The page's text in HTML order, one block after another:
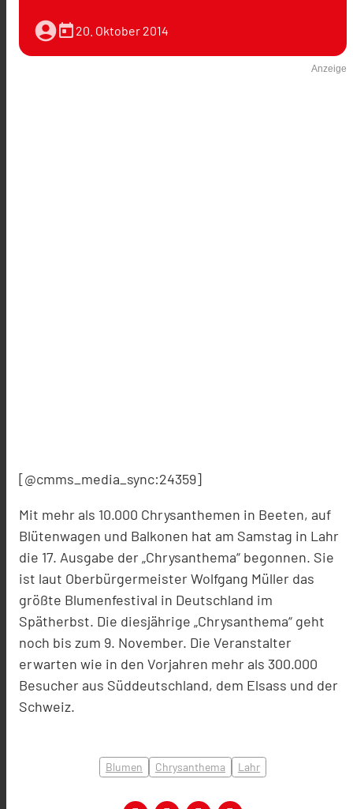
account_circletoday 20. Oktober 2014
Anzeige
[@cmms_media_sync:24359]
Mit mehr als 10.000 Chrysanthemen in Beeten, auf
Blütenwagen und Balkonen hat am Samstag in Lahr
die 17. Ausgabe der „Chrysanthema“ begonnen. Sie
ist laut Oberbürgermeister Wolfgang Müller das
größte Blumenfestival in Deutschland im
Spätherbst. Die diesjährige „Chrysanthema“ geht
noch bis zum 9. November. Die Veranstalter
erwarten wie in den Vorjahren mehr als 300.000
Besucher aus Süddeutschland, dem Elsass und der
Schweiz.
Blumen Chrysanthema Lahr